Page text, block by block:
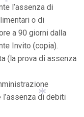
l’assenza di
o di
a 90 giorni dalla
Invito (copia).
(la prova di assenza
di debiti